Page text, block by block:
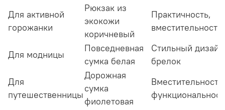
Для активной
горожанки
Рюкзак из
экокожи
коричневый
Практичность,
вместительность
Для модницы
Повседневная
сумка белая
Стильный
брелок
Для
путешественницы
Дорожная
сумка
фиолетовая
Вместительность,